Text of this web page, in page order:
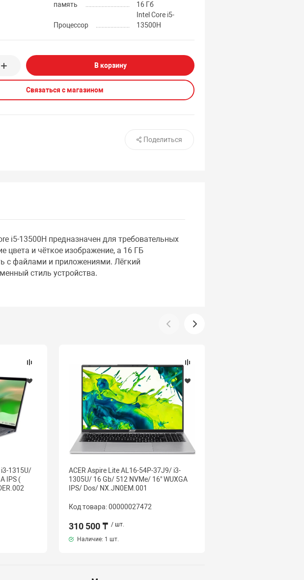
память
16 Гб
Процессор
Intel Core i5-
13500H
В корзину
Связаться с магазином
Поделиться
i5-13500H предназначен для требовательных
цвета и чёткое изображение, а 16 ГБ
с файлами и приложениями. Лёгкий
стиль устройства.
i3-1315U/
IPS (
ACER Aspire Lite AL16-54P-37J9/ i3-
1305U/ 16 Gb/ 512 NVMe/ 16" WUXGA
IPS/ Dos/ NX.JN0EM.001
Код товара: 00000027472
310 500 ₸ / шт.
Наличие: 1 шт.